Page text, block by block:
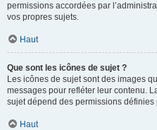
permissions accordées par
vos propres sujets.
Haut
Que sont les icônes de sujet ?
Les icônes de sujet sont des images
messages pour refléter leur contenu.
sujet dépend des permissions définies
Haut